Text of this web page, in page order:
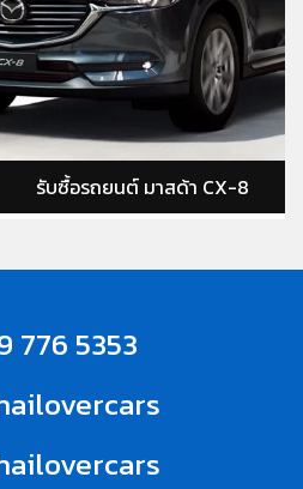
นต์ มาสด้า CX-8
776 5353